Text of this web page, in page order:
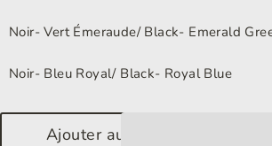
Noir- Vert Émeraude/ Black- Emerald
Noir- Bleu Royal/ Black- Royal Blue
Ajouter au panier